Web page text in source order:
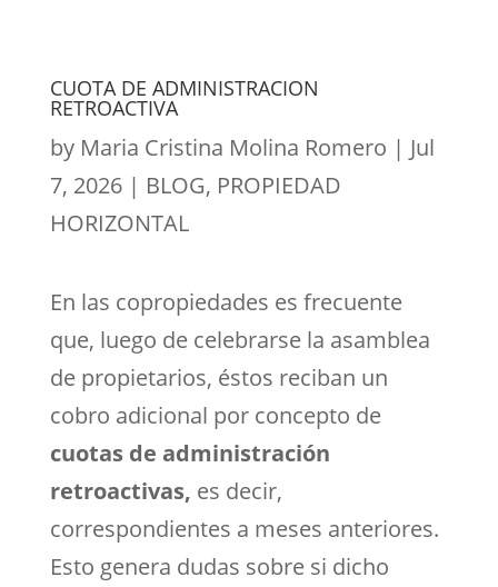
CUOTA DE ADMINISTRACION
RETROACTIVA
by Maria Cristina Molina Romero | Jul
7, 2026| BLOG, PROPIEDAD
HORIZONTAL
En las copropiedades es frecuente
que, luego de celebrarse la asamblea
de propietarios, éstos reciban un
cobro adicional por concepto de
cuotas de administración
retroactivas, es decir,
correspondientes a meses anteriores.
Esto genera dudas sobre si dicho